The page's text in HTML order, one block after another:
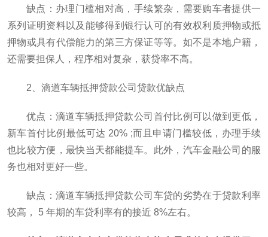
缺点：办理门槛相对高，手续繁杂，需要购车者提供一
系列证明资料以及能够得到银行认可的有效权利质押物或抵
押物或具有代偿能力的第三方保证等等。如不是本地户籍，
还需要担保人，程序相对复杂，获贷率不高。
2、滴道车辆抵押贷款公司贷款优缺点
优点：滴道车辆抵押贷款公司首付比例可以做到更低，
新车首付比例最低可达 20% ;而且申请门槛较低，办理手续
也比较方便，最快当天都能提车。此外，汽车金融公司的服
务也相对更好一些。
缺点：滴道车辆抵押贷款公司车贷的劣势在于贷款利率
较高， 5 年期的车贷利率有的接近 8%左右。